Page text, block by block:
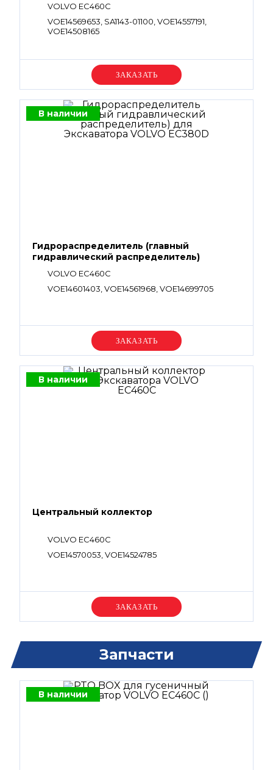
VOLVO EC460C
VOE14569653, SA1143-01100, VOE14557191,
VOE14508165
Уточняйте цену
В наличии
Гидрораспределитель (главный
гидравлический распределитель)
VOLVO EC460C
VOE14601403, VOE14561968, VOE14699705
Уточняйте цену
В наличии
Центральный коллектор
VOLVO EC460C
VOE14570053, VOE14524785
Уточняйте цену
Запчасти
В наличии